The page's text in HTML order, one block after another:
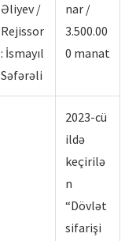
Əliyev /
Rejissor
: İsmayıl
Səfərəli
nar /
3.500.00
0 manat
2023-cü
ildə
keçirilə
n
“Dövlət
sifarişi